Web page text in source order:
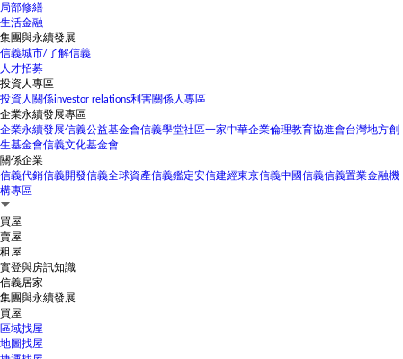
局部修繕
生活金融
集團與永續發展
信義城市/了解信義
人才招募
投資人專區
投資人關係investor relations利害關係人專區
企業永續發展專區
企業永續發展信義公益基金會信義學堂社區一家中華企業倫理教育協進會台灣地方創
生基金會信義文化基金會
關係企業
信義代銷信義開發信義全球資產信義鑑定安信建經東京信義中國信義信義置業金融機
構專區
買屋
賣屋
租屋
實登與房訊知識
信義居家
集團與永續發展
買屋
區域找屋
地圖找屋